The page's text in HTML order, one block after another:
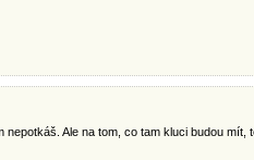
nepotkáš. Ale na tom, co tam kluci budou mít,